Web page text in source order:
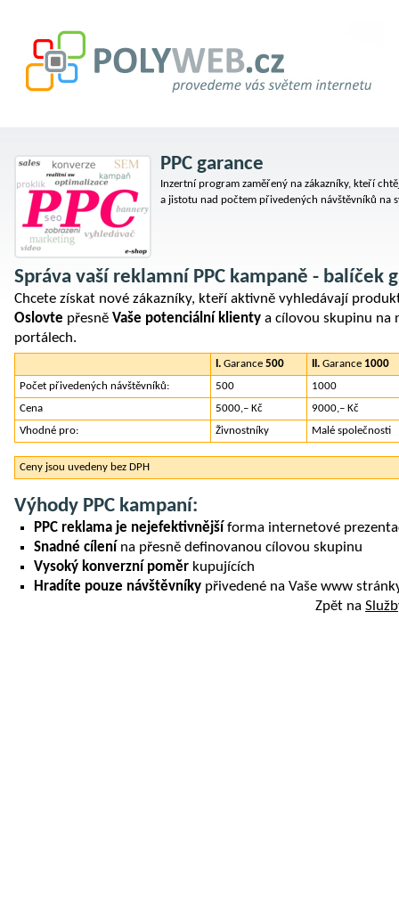
PPC garance
Inzertní program zaměřený na zákazníky, kteří
a jistotu nad počtem přivedených návštěvníků na
Správa vaší reklamní PPC kampaně - balíček
Chcete získat nové zákazníky, kteří aktivně vyhledávají
Oslovte přesně Vaše potenciální klienty a cílovou skupinu na
portálech.
I. Garance 500 II. Garance 1000
Počet přivedených návštěvníků:
500
1000
Cena
5000,– Kč
9000,– Kč
Vhodné pro:
Živnostníky Malé společnosti
Ceny jsou uvedeny bez DPH
Výhody PPC kampaní:
PPC reklama je nejefektivnější forma internetové
Snadné cílení na přesně definovanou cílovou skupinu
Vysoký konverzní poměr kupujících
Hradíte pouze návštěvníky přivedené na Vaše www
Zpět na